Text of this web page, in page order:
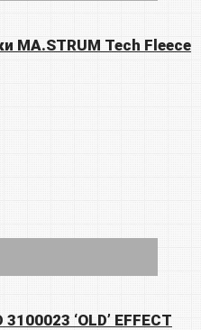
MA.STRUM Tech Fleece
‘OLD’ EFFECT